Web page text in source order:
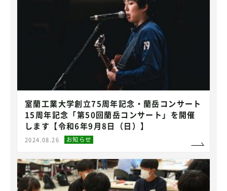
室蘭工業大学創立75周年記念・蘭岳コンサート
15周年記念「第50回蘭岳コンサート」を開催
します【令和6年9月8日（日）】
2024.08.26 お知らせ